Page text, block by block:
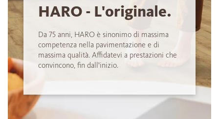
HARO - L'originale.
Da 75 anni, HARO è sinonimo di massima
competenza nella pavimentazione e di
massima qualità. Affidatevi a prestazioni che
convincono, fin dall'inizio.